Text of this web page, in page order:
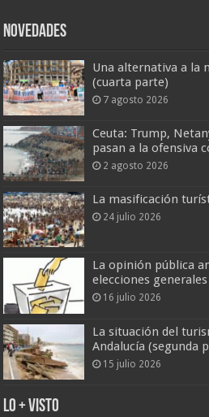
Novedades
Una alternativa a la
(cuarta parte)
7 agosto 2026
Ceuta: Trump,
pasan a la ofensiva
2 agosto 2026
La masificación
24 julio 2026
La opinión pública
elecciones generales
16 julio 2026
La situación del
Andalucía (segunda
15 julio 2026
Lo + Visto